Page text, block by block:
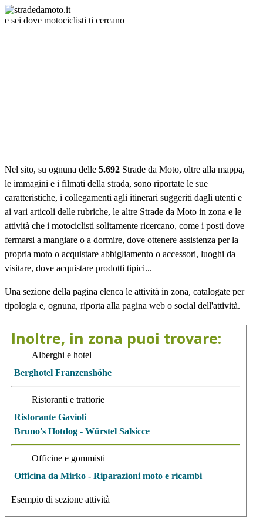
e sei dove motociclisti ti cercano
Nel sito, su ognuna delle 5.692 Strade da Moto, oltre alla mappa,
le immagini e i filmati della strada, sono riportate le sue
caratteristiche, i collegamenti agli itinerari suggeriti dagli utenti e
ai vari articoli delle rubriche, le altre Strade da Moto in zona e le
attività che i motociclisti solitamente ricercano, come i posti dove
fermarsi a mangiare o a dormire, dove ottenere assistenza per la
propria moto o acquistare abbigliamento o accessori, luoghi da
visitare, dove acquistare prodotti tipici...
Una sezione della pagina elenca le attività in zona, catalogate per
tipologia e, ognuna, riporta alla pagina web o social dell'attività.
Inoltre, in zona puoi trovare:
Alberghi e hotel
Berghotel Franzenshöhe
Ristoranti e trattorie
Ristorante Gavioli
Bruno's Hotdog - Würstel Salsicce
Officine e gommisti
Officina da Mirko - Riparazioni moto e ricambi
Esempio di sezione attività